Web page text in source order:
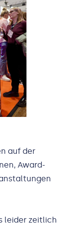
auf der
Award-
leider zeitlich